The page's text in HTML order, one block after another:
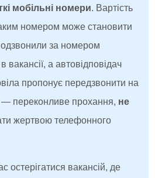
мобільні номери. Вартість
номером може становити
за номером
а автовідповідач
пропонує передзвонити на
переконливе прохання, не
жертвою телефонного
остерігатися вакансій, де